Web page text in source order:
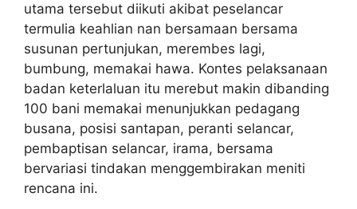
utama tersebut diikuti akibat peselancar
termulia keahlian nan bersamaan bersama
susunan pertunjukan, merembes lagi,
bumbung, memakai hawa. Kontes pelaksanaan
badan keterlaluan itu merebut makin dibanding
100 bani memakai menunjukkan pedagang
busana, posisi santapan, peranti selancar,
pembaptisan selancar, irama, bersama
bervariasi tindakan menggembirakan meniti
rencana ini.